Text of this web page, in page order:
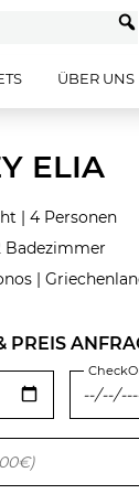
ÜBER UNS
ELIA
| 4 Personen
Badezimmer
|
PREIS
leer.